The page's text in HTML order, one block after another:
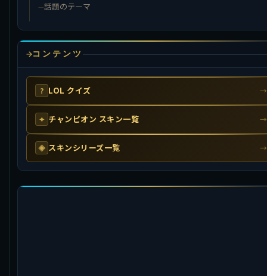
話題のテーマ
コンテンツ
? LOL クイズ →
✦ チャンピオン スキン一覧 →
◈ スキンシリーズ一覧 →